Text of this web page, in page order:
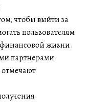
чтобы выйти за
пользователям
финансовой жизни.
партнерами